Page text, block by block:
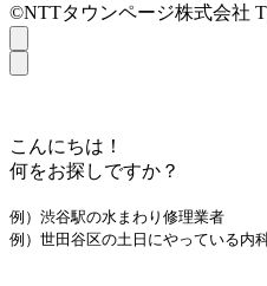
©NTTタウンページ株式会社
こんにちは！
何をお探しですか？
例）渋谷駅の水まわり修理業者
例）世田谷区の土日にやっている内